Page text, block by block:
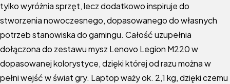
tylko wyróżnia sprzęt, lecz dodatkowo inspiruje do
stworzenia nowoczesnego, dopasowanego do własnych
potrzeb stanowiska do gamingu. Całość uzupełnia
dołączona do zestawu mysz Lenovo Legion M220 w
dopasowanej kolorystyce, dzięki której od razu można w
pełni wejść w świat gry. Laptop waży ok. 2,1 kg, dzięki czemu